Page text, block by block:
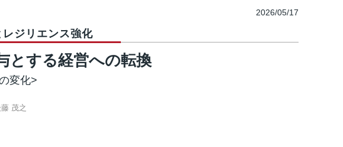
2026/05/17
ジリエンス強化
とする経営への転換
変化>
茂之